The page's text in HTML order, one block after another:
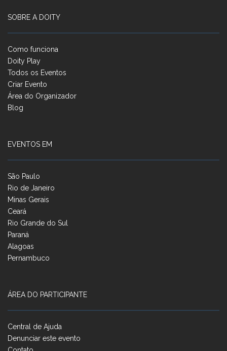
SOBRE A DOITY
Como funciona
Doity Play
Todos os Eventos
Criar Evento
Área do Organizador
Blog
EVENTOS EM
São Paulo
Rio de Janeiro
Minas Gerais
Ceará
Rio Grande do Sul
Paraná
Alagoas
Pernambuco
ÁREA DO PARTICIPANTE
Central de Ajuda
Denunciar este evento